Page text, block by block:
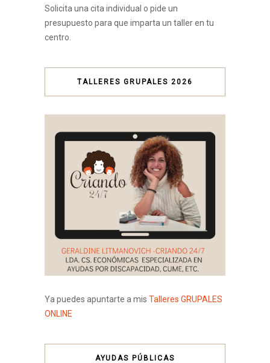
Solicita una cita individual o pide un
presupuesto para que imparta un taller en tu
centro.
TALLERES GRUPALES 2026
Ya puedes apuntarte a mis Talleres GRUPALES
ONLINE
AYUDAS PÚBLICAS